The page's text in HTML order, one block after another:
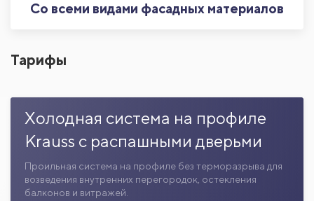
Со всеми видами фасадных материалов
Тарифы
Холодная система на профиле
Krauss с распашными дверьми
Проильная система на профиле без терморазрыва для
возведения внутренних перегородок, остекления
балконов и витражей.